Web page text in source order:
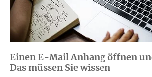
Einen E-Mail Anhang öffnen
Das müssen Sie wissen